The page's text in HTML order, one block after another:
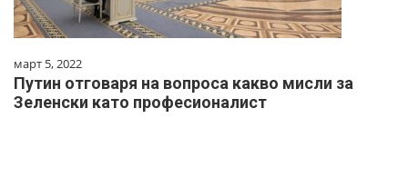
март 5, 2022
Путин отговаря на вопроса какво мисли за
Зеленски като професионалист